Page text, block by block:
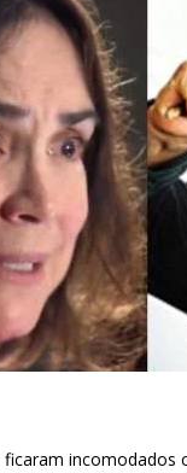
ficaram incomodados